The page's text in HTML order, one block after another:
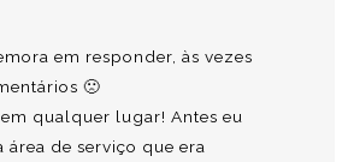
em responder, às vezes
🙁
qualquer lugar! Antes eu
área de serviço que era